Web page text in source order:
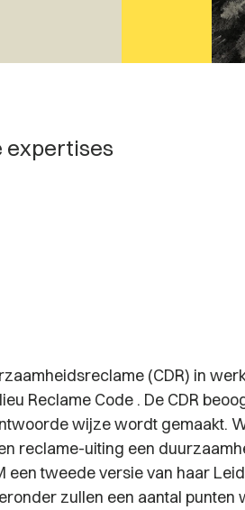
expertises
(CDR) in
Reclame Code . De CDR
wijze wordt gemaakt.
reclame-uiting een
een tweede versie van haar
zullen een aantal punten